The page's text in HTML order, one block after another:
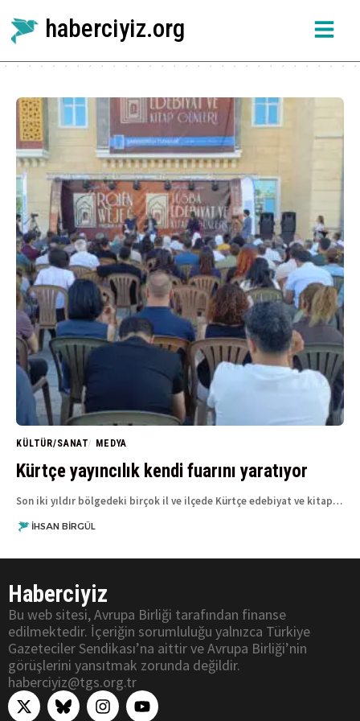
haberciyiz.org
Etiket:Enstituya Stenbolê
KÜLTÜR/SANAT MEDYA
Kürtçe yayıncılık kendi fuarını yaratıyor
Son iki yıldır bölgedeki birçok il ve ilçede Kürtçe edebiyat ve kitap…
İHSAN BIRGÜL
Haberciyiz
Bu web sitesi, Avrupa Birliği tarafından finanse
edilmektedir. İçeriğin sorumluluğu yalnızca Türkiye
Gazeteciler Sendikası’na aittir ve Avrupa Birliği’nin
görüşlerini yansıtmak zorunda değildir.
haberciyiz@tgs.org.tr